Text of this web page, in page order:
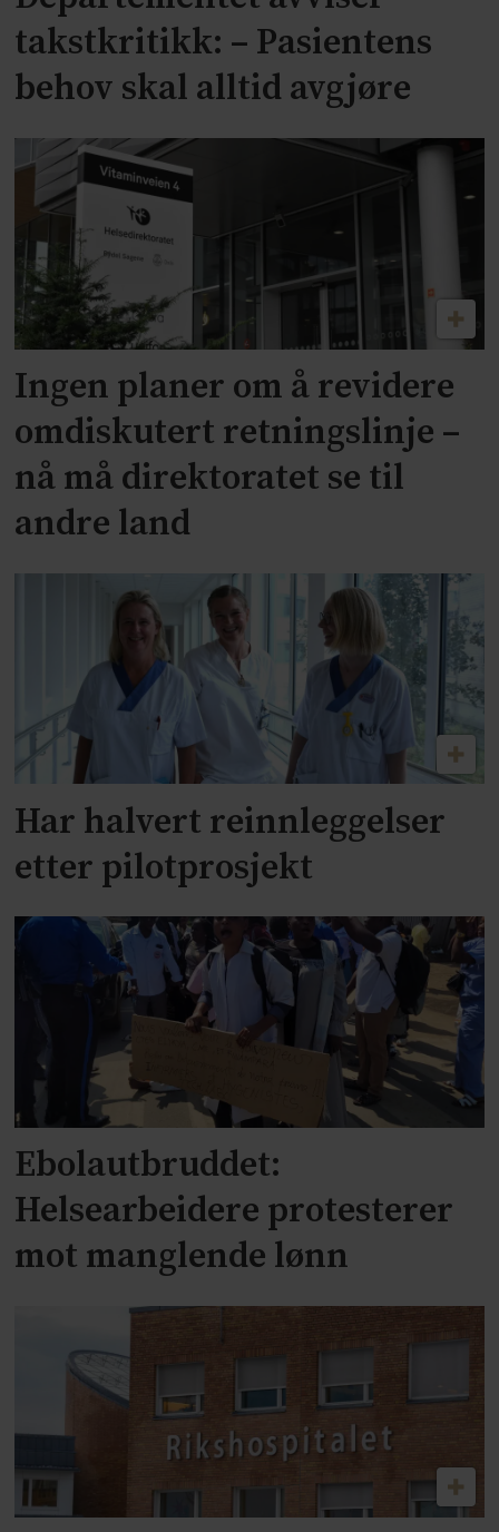
takstkritikk: – Pasientens
behov skal alltid avgjøre
Ingen planer om å revidere
omdiskutert retningslinje –
nå må direktoratet se til
andre land
Har halvert reinnleggelser
etter pilotprosjekt
Ebolautbruddet:
Helsearbeidere protesterer
mot manglende lønn